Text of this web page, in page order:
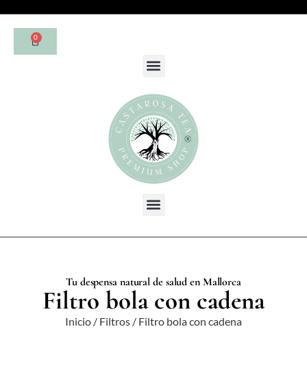
0
Tu despensa natural de salud en Mallorca
Filtro bola con cadena
Inicio / Filtros / Filtro bola con cadena